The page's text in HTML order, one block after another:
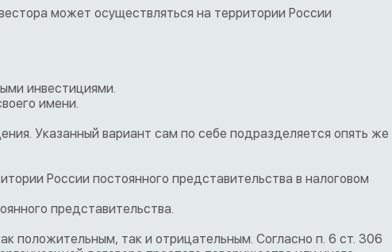
может осуществляться на территории России
инвестициями.
имени.
Указанный вариант сам по себе подразделяется опять же
России постоянного представительства в налоговом
представительства.
положительным, так и отрицательным. Согласно п. 6 ст. 306